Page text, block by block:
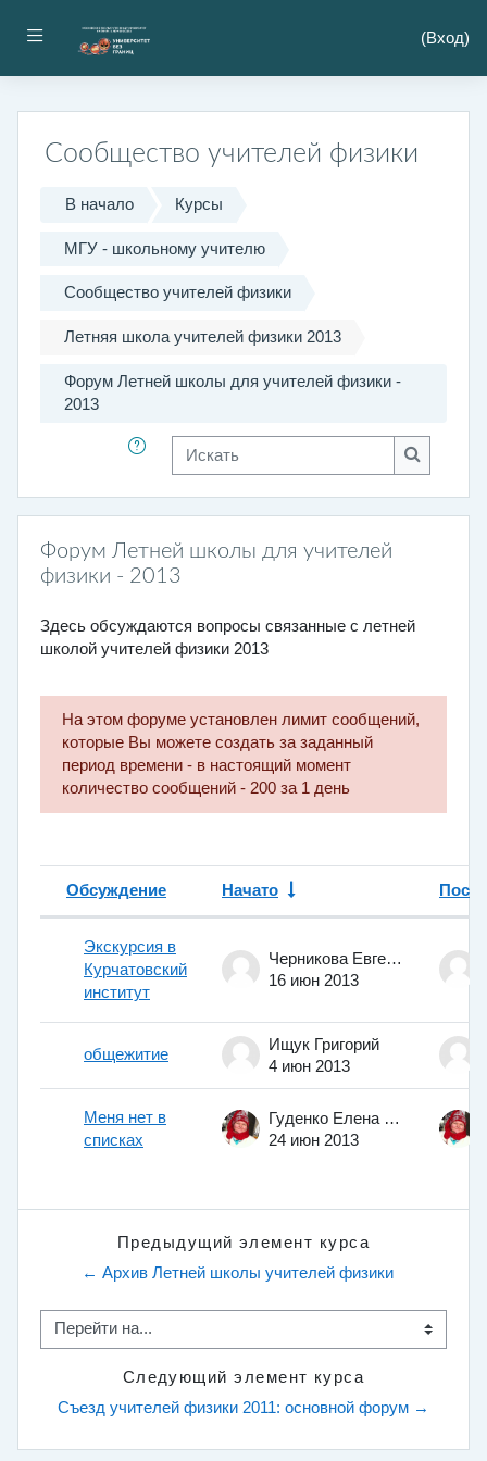
Боковая панель (Вход)
Сообщество учителей физики
В начало Курсы
МГУ - школьному учителю
Сообщество учителей физики
Летняя школа учителей физики 2013
Форум Летней школы для учителей физики -
2013
Искать
Искать
Форум Летней школы для учителей
физики - 2013
Здесь обсуждаются вопросы связанные с летней
школой учителей физики 2013
На этом форуме установлен лимит сообщений,
которые Вы можете создать за заданный
период времени - в настоящий момент
количество сообщений - 200 за 1 день
Список обсуждений. Показано 3
Статус
Обсуждение Начато
Экскурсия в
Курчатовский
институт
Черникова Евгения
16 июн 2013
общежитие
Ищук Григорий
4 июн 2013
Меня нет в
списках
Гуденко Елена Викторовна
24 июн 2013
Предыдущий элемент курса
← Архив Летней школы учителей физики
Перейти на...
Следующий элемент курса
Съезд учителей физики 2011: основной форум →